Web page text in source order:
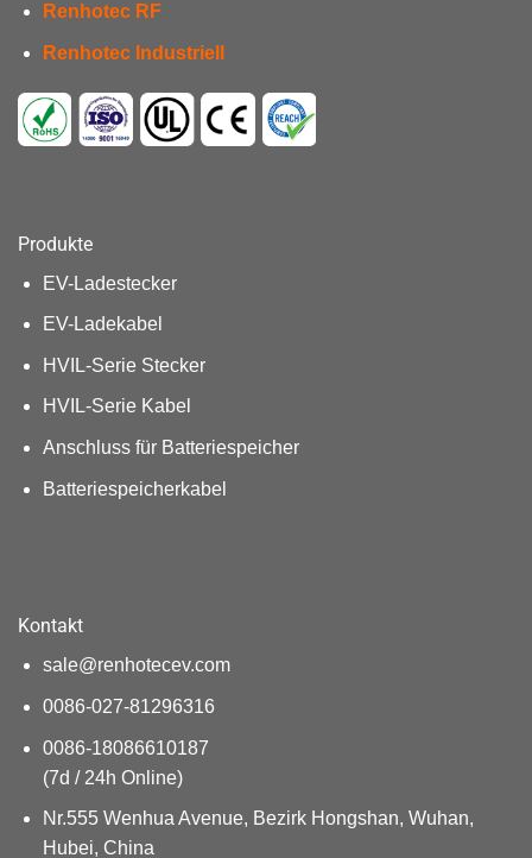
Renhotec RF
Renhotec Industriell
Produkte
EV-Ladestecker
EV-Ladekabel
HVIL-Serie Stecker
HVIL-Serie Kabel
Anschluss für Batteriespeicher
Batteriespeicherkabel
Kontakt
sale@renhotecev.com
0086-027-81296316
0086-18086610187
(7d / 24h Online)
Nr.555 Wenhua Avenue, Bezirk Hongshan, Wuhan,
Hubei, China